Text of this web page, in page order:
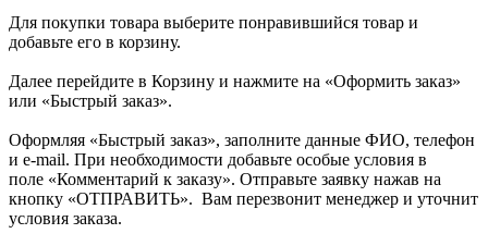
Для покупки товара выберите понравившийся товар и
добавьте его в корзину.
Далее перейдите в Корзину и нажмите на «Оформить заказ»
или «Быстрый заказ».
Оформляя «Быстрый заказ», заполните данные ФИО, телефон
и e-mail. При необходимости добавьте особые условия в
поле «Комментарий к заказу». Отправьте заявку нажав на
кнопку «ОТПРАВИТЬ». Вам перезвонит менеджер и уточнит
условия заказа.